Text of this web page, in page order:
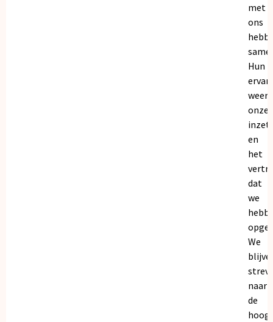
met
ons
Hun
onze
inzet
en
het
dat
we
We
naar
de